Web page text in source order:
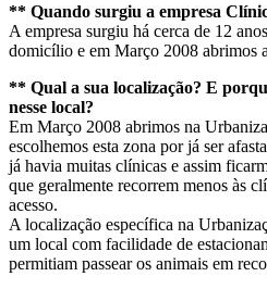
** Quando surgiu a empresa
A empresa surgiu há cerca de 12
domicílio e em Março 2008 abrimos
** Qual a sua localização? E
nesse local?
Em Março 2008 abrimos na
escolhemos esta zona por já ser
já havia muitas clínicas e assim
que geralmente recorrem menos às
acesso.
A localização específica na
um local com facilidade de
permitiam passear os animais em